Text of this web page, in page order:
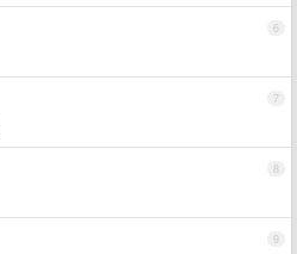
6
7
8
9